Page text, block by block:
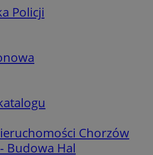
Policji
Chorzów
Budowa Hal